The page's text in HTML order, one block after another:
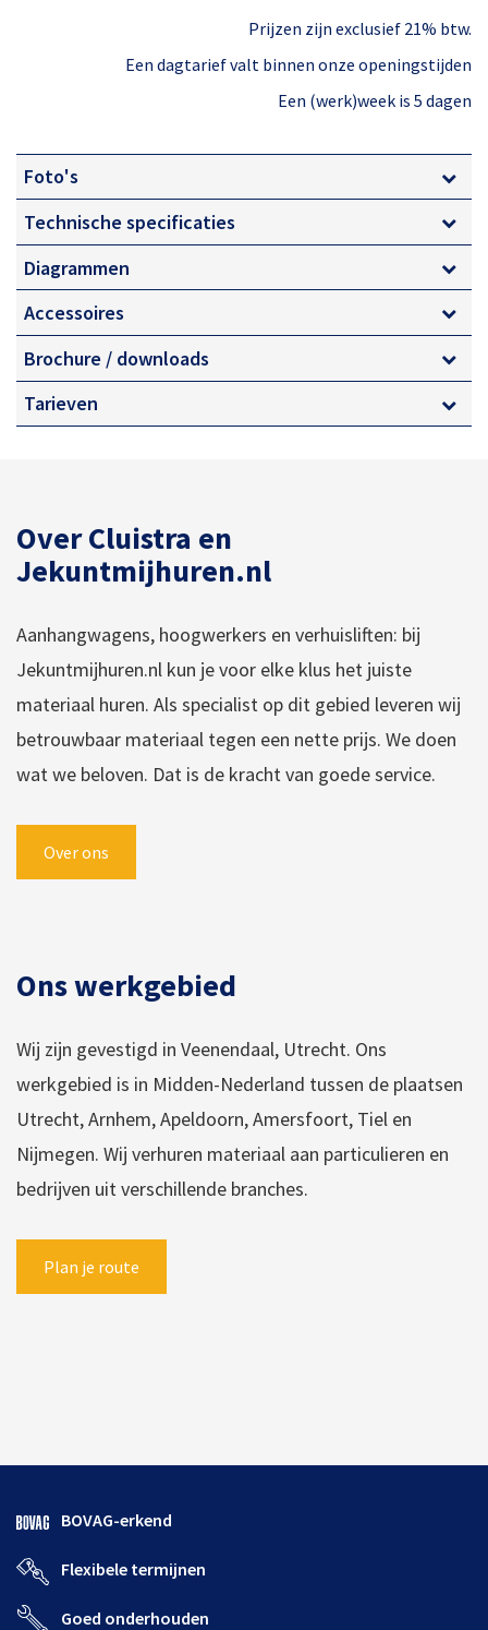
Prijzen zijn exclusief 21% btw.
Een dagtarief valt binnen onze openingstijden
Een (werk)week is 5 dagen
Foto's
Technische specificaties
Diagrammen
Accessoires
Brochure / downloads
Tarieven
Over Cluistra en
Jekuntmijhuren.nl
Aanhangwagens, hoogwerkers en verhuisliften: bij
Jekuntmijhuren.nl kun je voor elke klus het juiste
materiaal huren. Als specialist op dit gebied leveren wij
betrouwbaar materiaal tegen een nette prijs. We doen
wat we beloven. Dat is de kracht van goede service.
Over ons
Ons werkgebied
Wij zijn gevestigd in Veenendaal, Utrecht. Ons
werkgebied is in Midden-Nederland tussen de plaatsen
Utrecht, Arnhem, Apeldoorn, Amersfoort, Tiel en
Nijmegen. Wij verhuren materiaal aan particulieren en
bedrijven uit verschillende branches.
Plan je route
BOVAG-erkend
Flexibele termijnen
Goed onderhouden